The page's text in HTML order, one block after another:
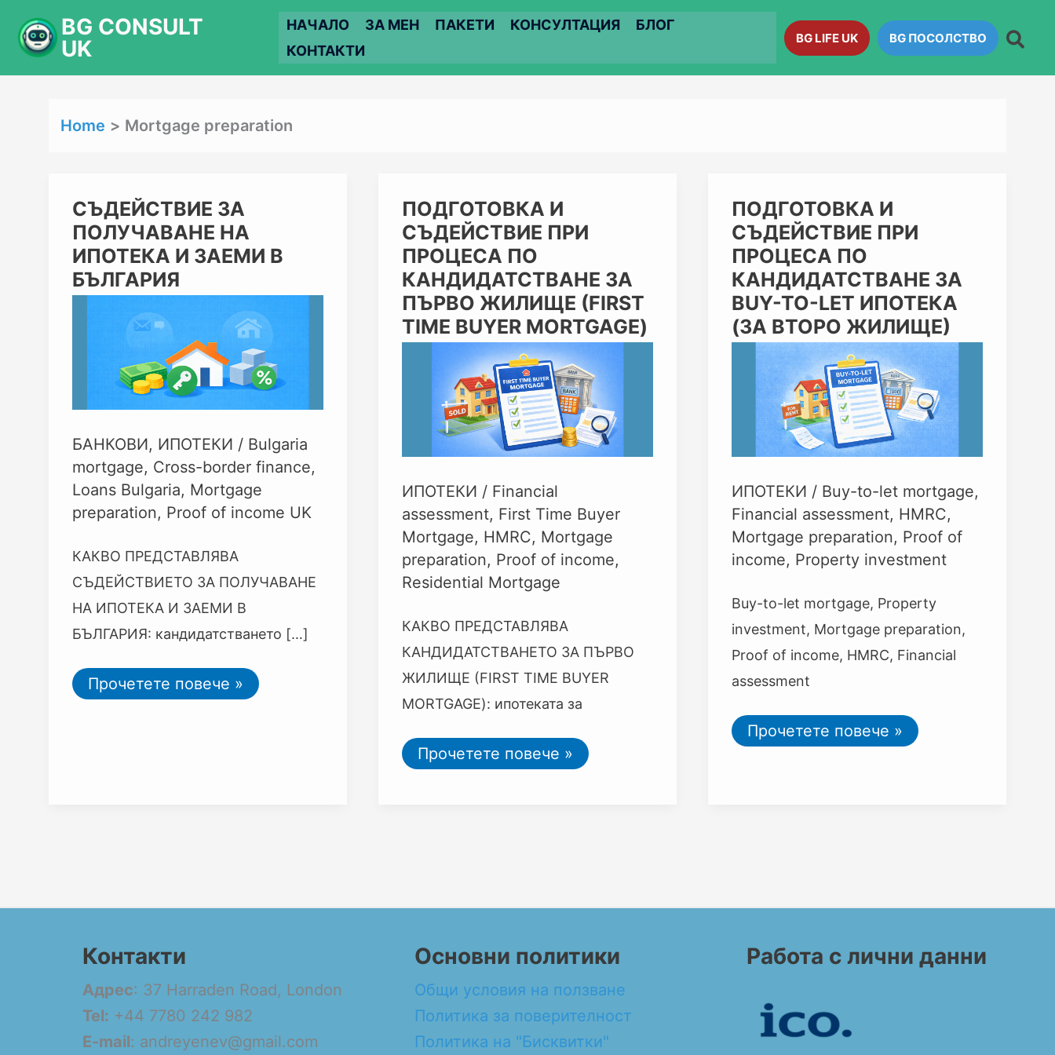
content
BG CONSULT
UK
НАЧАЛО ЗА МЕН ПАКЕТИ КОНСУЛТАЦИЯ
БЛОГ
КОНТАКТИ
BG LIFE UK BG ПОСОЛСТВО
Home Mortgage preparation
СЪДЕЙСТВИЕ ЗА
ПОЛУЧАВАНЕ НА
ИПОТЕКА И ЗАЕМИ В
БЪЛГАРИЯ
БАНКОВИ, ИПОТЕКИ / Bulgaria
mortgage, Cross-border finance,
Loans Bulgaria, Mortgage
preparation, Proof of income UK
КАКВО ПРЕДСТАВЛЯВА
СЪДЕЙСТВИЕТО ЗА ПОЛУЧАВАНЕ
НА ИПОТЕКА И ЗАЕМИ В
БЪЛГАРИЯ: кандидатстването […]
СЪДЕЙСТВИЕ
ЗА
ПОЛУЧАВАНЕ
НА
ИПОТЕКА
И
ЗАЕМИ
БЪЛГАРИЯ
Прочетете повече »
ПОДГОТОВКА И
СЪДЕЙСТВИЕ ПРИ
ПРОЦЕСА ПО
КАНДИДАТСТВАНЕ ЗА
ПЪРВО ЖИЛИЩЕ (FIRST
TIME BUYER MORTGAGE)
ИПОТЕКИ / Financial
assessment, First Time Buyer
Mortgage, HMRC, Mortgage
preparation, Proof of income,
Residential Mortgage
КАКВО ПРЕДСТАВЛЯВА
КАНДИДАТСТВАНЕТО ЗА ПЪРВО
ЖИЛИЩЕ (FIRST TIME BUYER
MORTGAGE): ипотеката за
ПОДГОТОВКА
И
СЪДЕЙСТВИЕ
ПРИ
ПРОЦЕСА
ПО
КАНДИДАТСТВАНЕ
ЗА
ПЪРВО
ЖИЛИЩЕ
(FIRST
TIME
BUYER
MORTGAGE)
Прочетете повече »
ПОДГОТОВКА И
СЪДЕЙСТВИЕ ПРИ
ПРОЦЕСА ПО
КАНДИДАТСТВАНЕ ЗА
BUY-TO-LET ИПОТЕКА
(ЗА ВТОРО ЖИЛИЩЕ)
ИПОТЕКИ / Buy-to-let mortgage,
Financial assessment, HMRC,
Mortgage preparation, Proof of
income, Property investment
Buy-to-let mortgage, Property
investment, Mortgage preparation,
Proof of income, HMRC, Financial
assessment
ПОДГОТОВКА
И
СЪДЕЙСТВИЕ
ПРИ
ПРОЦЕСА
ПО
КАНДИДАТСТВАНЕ
ЗА
BUY-
TO-
LET
ИПОТЕКА
(ЗА
ВТОРО
ЖИЛИЩЕ)
Прочетете повече »
Контакти
Адрес: 37 Harraden Road, London
Tel: +44 7780 242 982
E-mail: andreyenev@gmail.com
Основни политики
Общи условия на ползване
Политика за поверителност
Политика на "Бисквитки"
Работа с лични данни